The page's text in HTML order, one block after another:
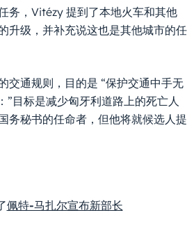
务，Vitézy 提到了本地火车和其他
升级，并补充说这也是其他城市的任
交通规则，目的是 “保护交通中手无
”目标是减少匈牙利道路上的死亡人
务秘书的任命者，但他将就候选人提
佩特-马扎尔宣布新部长